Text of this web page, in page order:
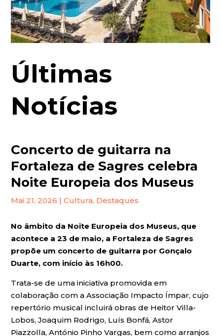
Últimas
Notícias
Concerto de guitarra na
Fortaleza de Sagres celebra
Noite Europeia dos Museus
Mai 21, 2026 |Cultura, Destaques
No âmbito da Noite Europeia dos Museus, que
acontece a 23 de maio, a Fortaleza de Sagres
propõe um concerto de guitarra por Gonçalo
Duarte, com início às 16h00.
Trata-se de uma iniciativa promovida em
colaboração com a Associação Impacto Ímpar, cujo
repertório musical incluirá obras de Heitor Villa-
Lobos, Joaquim Rodrigo, Luís Bonfá, Astor
Piazzolla, António Pinho Vargas, bem como arranjos